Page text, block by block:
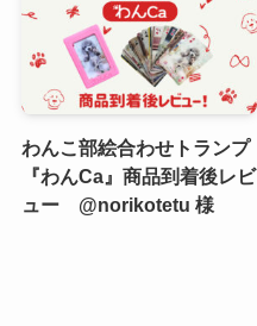
わんこ部絵合わせトランプ
『わんCa』商品到着後レビ
ュー @norikotetu 様